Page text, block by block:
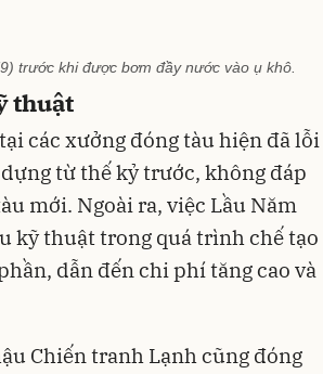
trước khi được bơm đầy nước vào ụ khô.
thuật
các xưởng đóng tàu hiện đã lỗi
từ thế kỷ trước, không đáp
mới. Ngoài ra, việc Lầu Năm
kỹ thuật trong quá trình chế tạo
dẫn đến chi phí tăng cao và
Chiến tranh Lạnh cũng đóng